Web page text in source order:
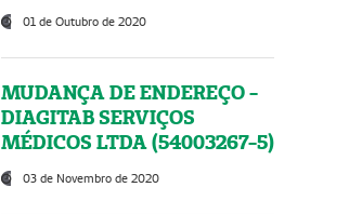
01 de Outubro de 2020
MUDANÇA DE ENDEREÇO -
DIAGITAB SERVIÇOS
MÉDICOS LTDA (54003267-5)
03 de Novembro de 2020